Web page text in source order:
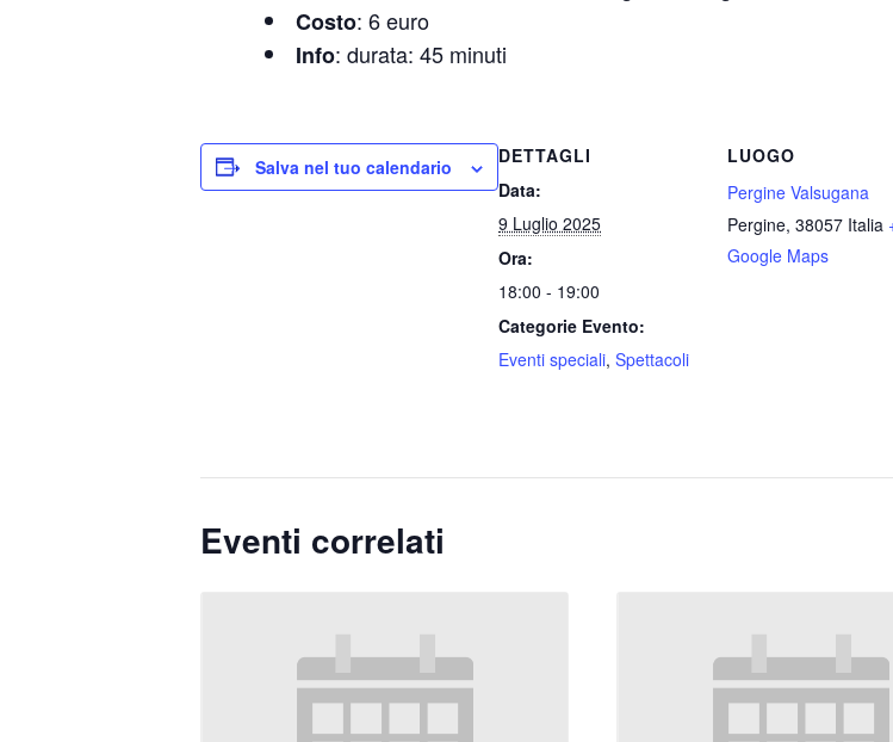
Costo: 6 euro
Info: durata: 45 minuti
Salva nel tuo calendario
DETTAGLI
Data:
9 Luglio 2025
Ora:
18:00 - 19:00
Categorie Evento:
Eventi speciali, Spettacoli
LUOGO
Pergine Valsugana
Pergine, 38057 Italia
Google Maps
Eventi correlati